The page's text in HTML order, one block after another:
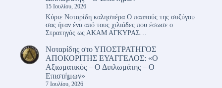
15 Ιουλίου, 2026
Κύριε Νοταρίδη καλησπέρα Ο παππούς της συζύγου
σας ήταν ένα από τους χιλιάδες που έσωσε ο
Στρατηγός ως ΑΚΑΜ ΑΓΚΥΡΑΣ…
Νοταρίδης στοΥΠΟΣΤΡΑΤΗΓΟΣ
ΑΠΟΚΟΡΙΤΗΣ ΕΥΑΓΓΕΛΟΣ: «Ο
Αξιωματικός – Ο Διπλωμάτης – Ο
Επιστήμων»
7 Ιουλίου, 2026